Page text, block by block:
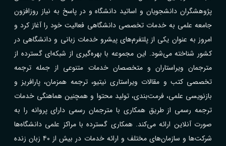
پژوهشگران دانشجویان و اساتید دانشگاه و در پاسخ به نیاز روزافزون
جامعه علمی به خدمات تخصصی دانشگاهی فعالیت خود را آغاز کرد و
امروز به عنوان یکی از پلتفرم‌های پیشرو خدمات زبانی و دانشگاهی در
کشور شناخته می‌شود. این مجموعه با بهره‌گیری از شبکه‌ای گسترده از
مترجمان ویراستاران و متخصصان خدمات متنوعی از جمله ترجمه
تخصصی کتب و مقالات ویراستاری نیتیو، ترجمه همزمان، پارافریز و
بازنویسی علمی، فرمت‌بندی، تولید محتوا و همچنین هماهنگی خدمات
ترجمه رسمی از طریق همکاری با مترجمان رسمی دارای پروانه را به
صورت آنلاین ارائه می‌کند. همکاری گسترده با مراکز علمی دانشگاه‌ها
شرکت‌ها و سازمان‌های مختلف و ارائه خدمات در بیش از ۴۰ زبان زنده